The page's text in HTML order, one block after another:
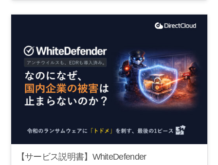
【サービス説明書】WhiteDefender